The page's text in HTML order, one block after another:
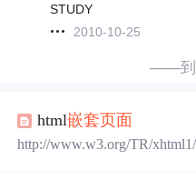
STUDY
2010-10-25
——
html嵌套页面
http://www.w3.org/TR/